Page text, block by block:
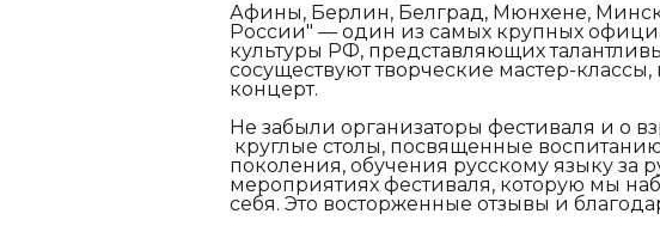
Афины, Берлин, Белград, Мюнхене,
России" — один из самых крупных
культуры РФ, представляющих
сосуществуют творческие мастер-
концерт.
Не забыли организаторы фестиваля и о
круглые столы, посвященные
поколения, обучения русскому языку за
мероприятиях фестиваля, которую мы
себя. Это восторженные отзывы и